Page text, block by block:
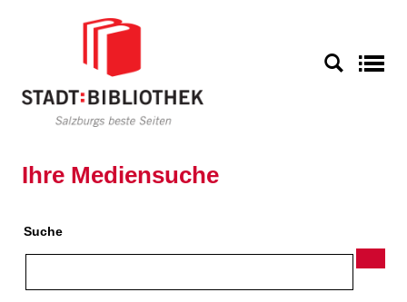
Ihre Mediensuche
Suche